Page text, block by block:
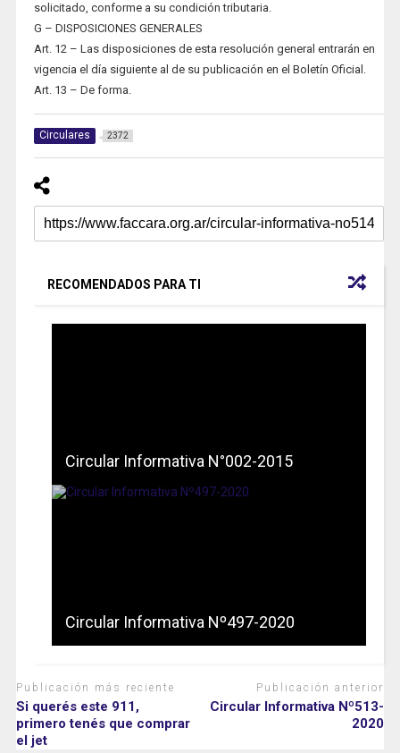
solicitado, conforme a su condición tributaria.
G – DISPOSICIONES GENERALES
Art. 12 – Las disposiciones de esta resolución general entrarán en
vigencia el día siguiente al de su publicación en el Boletín Oficial.
Art. 13 – De forma.
Circulares 2372
RECOMENDADOS PARA TI
Circular Informativa N°002-2015
Circular Informativa Nº497-2020
Publicación más reciente
Si querés este 911,
primero tenés que comprar
el jet
Publicación anterior
Circular Informativa Nº513-
2020